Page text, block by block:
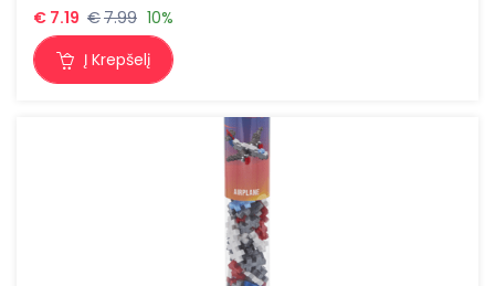
€ 7.19 €7.99 10%
Į Krepšelį